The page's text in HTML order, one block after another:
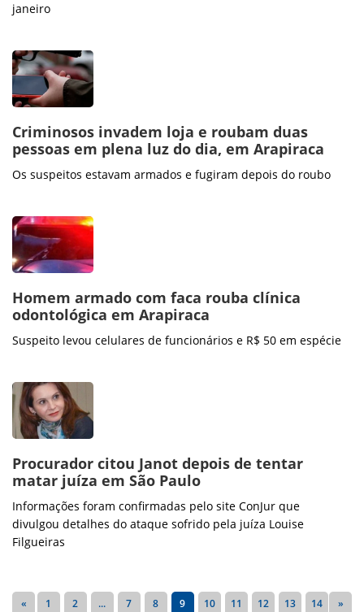
janeiro
Criminosos invadem loja e roubam duas
pessoas em plena luz do dia, em Arapiraca
Os suspeitos estavam armados e fugiram depois do roubo
Homem armado com faca rouba clínica
odontológica em Arapiraca
Suspeito levou celulares de funcionários e R$ 50 em espécie
Procurador citou Janot depois de tentar
matar juíza em São Paulo
Informações foram confirmadas pelo site ConJur que
divulgou detalhes do ataque sofrido pela juíza Louise
Filgueiras
« 1 2 ... 7 8 9 10 11 12 13 14 »